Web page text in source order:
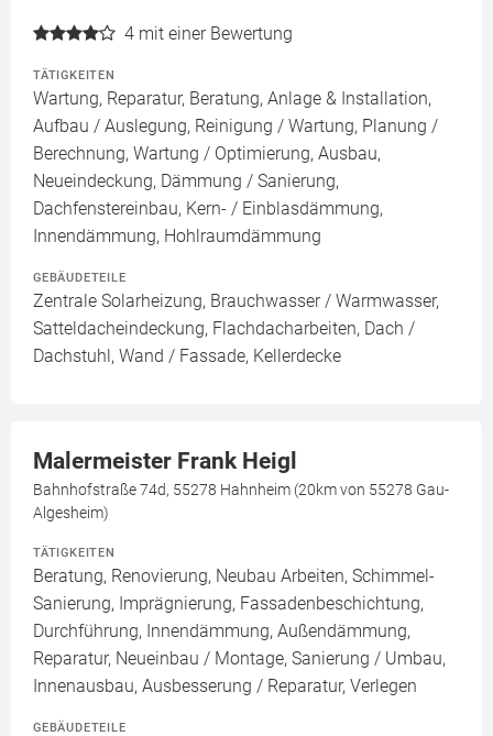
4 mit einer Bewertung
TÄTIGKEITEN
Wartung, Reparatur, Beratung, Anlage & Installation,
Aufbau / Auslegung, Reinigung / Wartung, Planung /
Berechnung, Wartung / Optimierung, Ausbau,
Neueindeckung, Dämmung / Sanierung,
Dachfenstereinbau, Kern- / Einblasdämmung,
Innendämmung, Hohlraumdämmung
GEBÄUDETEILE
Zentrale Solarheizung, Brauchwasser / Warmwasser,
Satteldacheindeckung, Flachdacharbeiten, Dach /
Dachstuhl, Wand / Fassade, Kellerdecke
Malermeister Frank Heigl
Bahnhofstraße 74d, 55278 Hahnheim (20km von 55278 Gau-
Algesheim)
TÄTIGKEITEN
Beratung, Renovierung, Neubau Arbeiten, Schimmel-
Sanierung, Imprägnierung, Fassadenbeschichtung,
Durchführung, Innendämmung, Außendämmung,
Reparatur, Neueinbau / Montage, Sanierung / Umbau,
Innenausbau, Ausbesserung / Reparatur, Verlegen
GEBÄUDETEILE